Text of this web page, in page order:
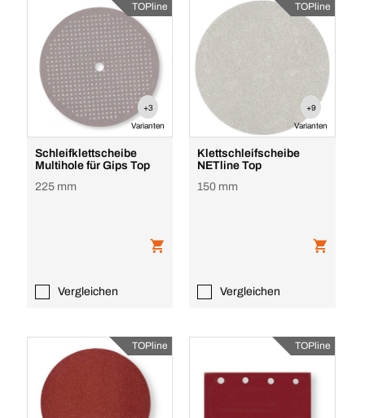
TOPline
+3
Varianten
Schleifklettscheibe
Multihole für Gips Top
225 mm
Vergleichen
TOPline
+9
Varianten
Klettschleifscheibe
NETline Top
150 mm
Vergleichen
TOPline TOPline